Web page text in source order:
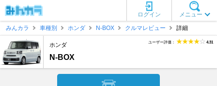
メニュー
ログイン
みんカラ
車種別 ホンダ N-BOX クルマレビュー 詳細
ホンダ
N-BOX
ユーザー評価： 4.31